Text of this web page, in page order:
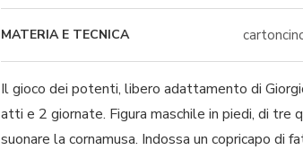
MATERIA E TECNICA
Il gioco dei potenti, libero adattamento di
atti e 2 giornate. Figura maschile in piedi, di
suonare la cornamusa. Indossa un copricapo di